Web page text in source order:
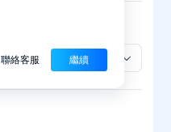
聯絡客服 繼續